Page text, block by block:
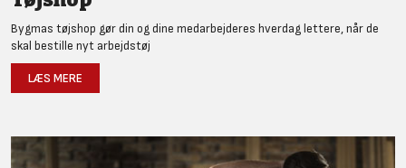
Bygmas tøjshop gør din og dine medarbejderes hverdag lettere, når de
skal bestille nyt arbejdstøj
LÆS MERE